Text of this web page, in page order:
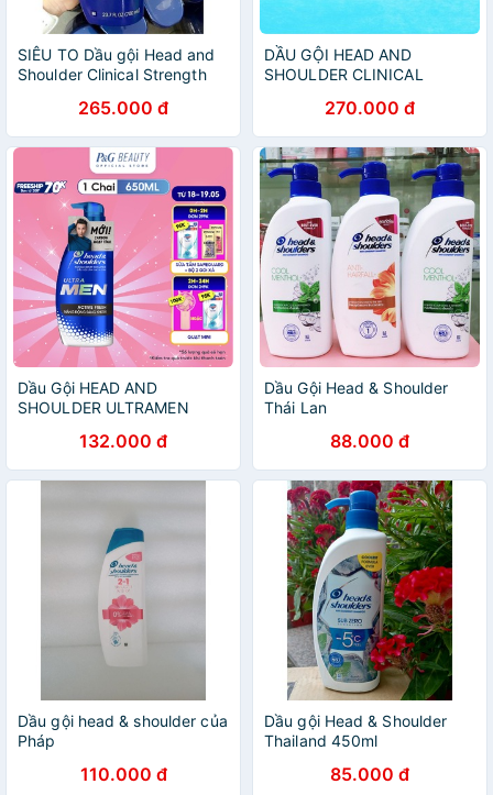
SIÊU TO Dầu gội Head and
Shoulder Clinical Strength
265.000 đ
DẦU GỘI HEAD AND
SHOULDER CLINICAL
mới, hàng Mỹ270.000 đ
Dầu Gội HEAD AND
SHOULDER ULTRAMEN
132.000 đ
Dầu Gội Head & Shoulder
Thái Lan
88.000 đ
Dầu gội head & shoulder của
Pháp
110.000 đ
Dầu gội Head & Shoulder
Thailand 450ml
85.000 đ